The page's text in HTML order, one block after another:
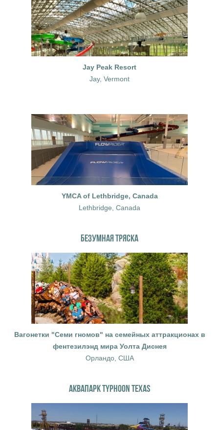
Jay Peak Resort
Jay, Vermont
YMCA of Lethbridge, Canada
Lethbridge, Canada
БЕЗУМНАЯ ТРЯСКА
Вагонетки "Семи гномов" на семейных аттракционах в
фентезилэнд мира Уолта Диснея
Орландо, США
АКВАПАРК TYPHOON TEXAS